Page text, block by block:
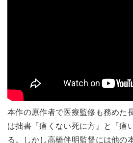
本作の原作者で医療監修も務めた
は拙書『痛くない死に方』と『痛
る。しかし高橋伴明監督には他の